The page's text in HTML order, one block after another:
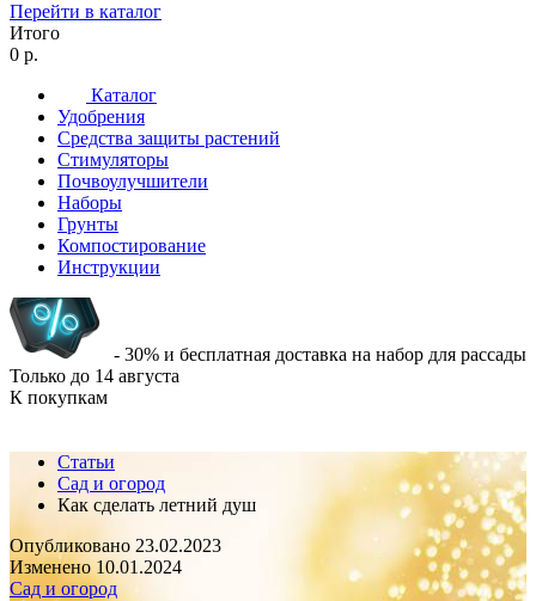
Перейти в каталог
Итого
0 р.
Каталог
Удобрения
Средства защиты растений
Стимуляторы
Почвоулучшители
Наборы
Грунты
Компостирование
Инструкции
- 30% и бесплатная доставка на набор для рассады
Только до 14 августа
К покупкам
Статьи
Сад и огород
Как сделать летний душ
Опубликовано 23.02.2023
Изменено 10.01.2024
Сад и огород